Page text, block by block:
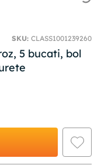
SKU: CLASS1001239260
5 bucati, bol